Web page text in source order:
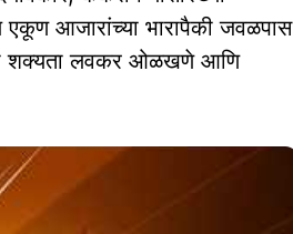
आजारांच्या भारापैकी जवळपास
शक्यता लवकर ओळखणे आणि